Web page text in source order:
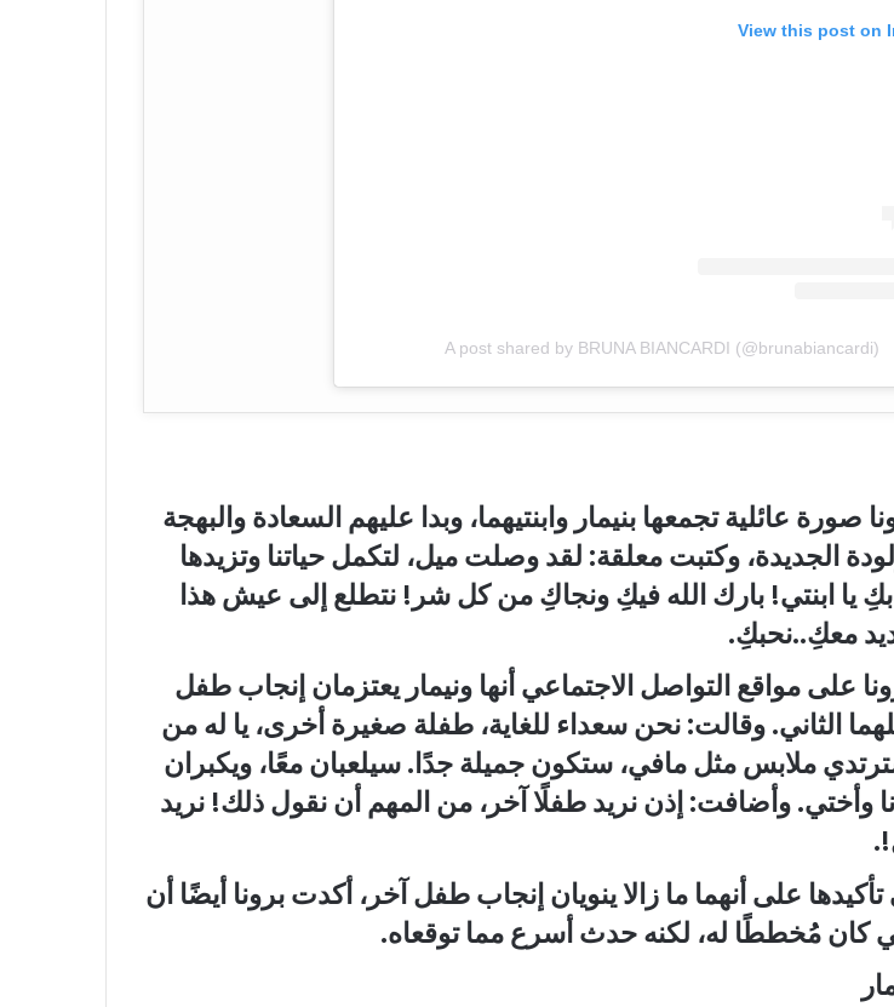
View this post on
A post shared by BRUNA BIANCARDI (@brunabiancardi)
صورة عائلية تجمعها بنيمار وابنتيهما، وبدا عليهم السعادة والبهجة
الجديدة، وكتبت معلقة: لقد وصلت ميل، لتكمل حياتنا وتزيدها
بكِ يا ابنتي! بارك الله فيكِ ونجاكِ من كل شر! نتطلع إلى عيش هذا
معكِ..نحبكِ.
على مواقع التواصل الاجتماعي أنها ونيمار يعتزمان إنجاب طفل
الثاني. وقالت: نحن سعداء للغاية، طفلة صغيرة أخرى، يا له من
ملابس مثل مافي، ستكون جميلة جدًا. سيلعبان معًا، ويكبران
وأختي. وأضافت: إذن نريد طفلًا آخر، من المهم أن نقول ذلك! نريد
على أنهما ما زالا ينويان إنجاب طفل آخر، أكدت برونا أيضًا أن
كان مُخططًا له، لكنه حدث أسرع مما توقعاه.